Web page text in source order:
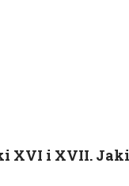
XVI i XVII.